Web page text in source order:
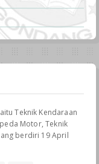
Teknik Kendaraan
Motor, Teknik
berdiri 19 April